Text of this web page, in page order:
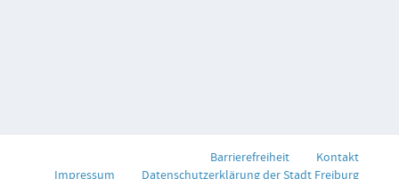
Kontakt
Barrierefreiheit
Datenschutzerklärung der Stadt Freiburg
Impressum